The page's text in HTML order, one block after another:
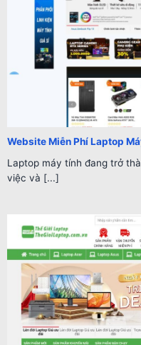
Website Miễn Phí Laptop
Laptop máy tính đang trở
việc và [...]